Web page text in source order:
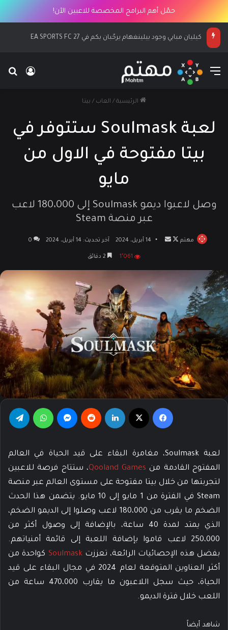
حمّل أهم البرامج المخصصة للاعبين الآن!
كيليان مبابي وجود بيلينغهام يرحّبان بكم في EA SPORTS FC 27
القائمة
الرئيسية / العاب / بيتا
لعبة Soulmask ستتوفر في
بيتا مفتوحة في الاول من
مايو
وصل لاعبوا ديمو Soulmask إلى 180،000 لاعب
عبر منصة Steam
مهتم
تابع أرسل14 أبريل، 2024 آخر تحديث: 14 أبريل، 2024 0
1٬061
لعبة Soulmask، مغامرة البقاء على قيد الحياة في العالم
المفتوح القادمة من Qooland Games، ستتاح فرصة للاعبين
لتجربتها من خلال بيتا مفتوحة على مستوى العالم عبر منصة
Steam في الفترة من 1 مايو إلى 10 مايو. يتضمن هذا الحدث
الضخم ما يقرب من 180،000 لاعب وصلوا إلى الديمو الضخم،
الذي يمتد لمدة 40 ساعة، بالإضافة إلى وصول أكثر من
250،000 لاعب قاموا بإضافة اللعبة إلى قائمة أمنياتهم.
بفضل هذه الإحصائيات الرائعة، تعززتSoulmask كواحدة من
أكثر العناوين المتوقعة لعام 2024 في مجال البقاء على قيد
الحياة، حيث سجل اللاعبون ما يقارب 470،000 ساعة من
اللعب خلال فترة الديمو.
شاهد أيضاً